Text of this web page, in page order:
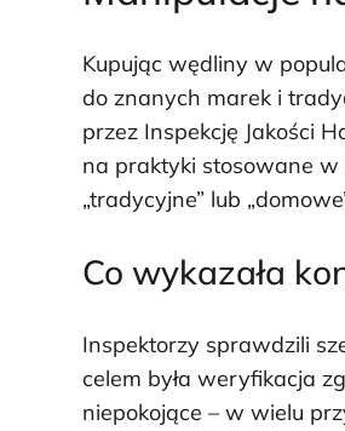
Kupując wędliny w
do znanych marek i
przez Inspekcję Jakości
na praktyki stosowane w
„tradycyjne” lub
Co wykazała
Inspektorzy sprawdzili
celem była weryfikacja
niepokojące – w wielu